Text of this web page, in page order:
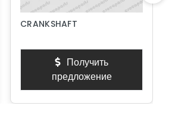
CRANKSHAFT
Получить
предложение